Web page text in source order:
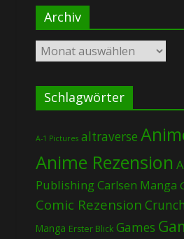
Archiv
Archiv
Schlagwörter
A-1 Pictures altraverse
Anime Rezension
PublishingCarlsen Manga
Comic Rezension
Manga Erster Blick Games